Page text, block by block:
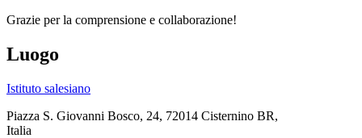
Grazie per la comprensione e collaborazione!
Luogo
Istituto salesiano
Piazza S. Giovanni Bosco, 24, 72014 Cisternino BR,
Italia